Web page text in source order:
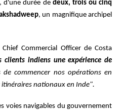
d'une durée dedeux, trois ou cinq
, un magnifique archipel
Commercial Officer de Costa
indiens une expérience de
commencer nos opérations en
itinéraires nationaux en Inde".
voies navigables du gouvernement